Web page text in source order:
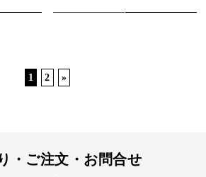
1 2 »
・ご注文・お問合せ